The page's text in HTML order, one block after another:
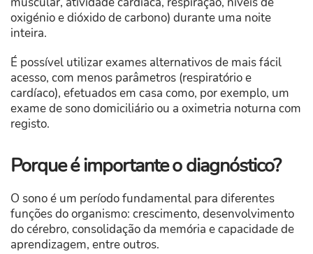
oxigénio e dióxido de carbono) durante uma noite
inteira.
É possível utilizar exames alternativos de mais fácil
acesso, com menos parâmetros (respiratório e
cardíaco), efetuados em casa como, por exemplo, um
exame de sono domiciliário ou a oximetria noturna com
registo.
Porque é importante o diagnóstico?
O sono é um período fundamental para diferentes
funções do organismo: crescimento, desenvolvimento
do cérebro, consolidação da memória e capacidade de
aprendizagem, entre outros.